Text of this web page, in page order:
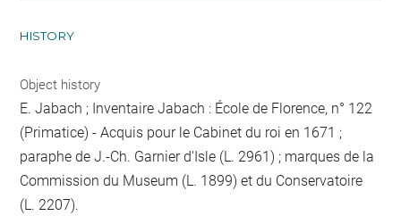
HISTORY
Object history
E. Jabach ; Inventaire Jabach : École de Florence, n° 122
(Primatice) - Acquis pour le Cabinet du roi en 1671 ;
paraphe de J.-Ch. Garnier d'Isle (L. 2961) ; marques de la
Commission du Museum (L. 1899) et du Conservatoire
(L. 2207).